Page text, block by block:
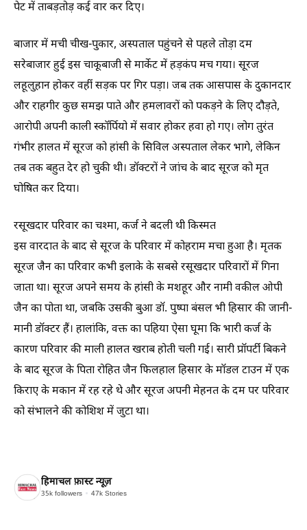
पेट में ताबड़तोड़ कई वार कर दिए।
बाजार में मची चीख-पुकार, अस्पताल पहुंचने से पहले तोड़ा दम
सरेबाजार हुई इस चाकूबाजी से मार्केट में हड़कंप मच गया। सूरज
लहूलुहान होकर वहीं सड़क पर गिर पड़ा। जब तक आसपास के दुकानदार
और राहगीर कुछ समझ पाते और हमलावरों को पकड़ने के लिए दौड़ते,
आरोपी अपनी काली स्कॉर्पियो में सवार होकर हवा हो गए। लोग तुरंत
गंभीर हालत में सूरज को हांसी के सिविल अस्पताल लेकर भागे, लेकिन
तब तक बहुत देर हो चुकी थी। डॉक्टरों ने जांच के बाद सूरज को मृत
घोषित कर दिया।
रसूखदार परिवार का चश्मा, कर्ज ने बदली थी किस्मत
इस वारदात के बाद से सूरज के परिवार में कोहराम मचा हुआ है। मृतक
सूरज जैन का परिवार कभी इलाके के सबसे रसूखदार परिवारों में गिना
जाता था। सूरज अपने समय के हांसी के मशहूर और नामी वकील ओपी
जैन का पोता था, जबकि उसकी बुआ डॉ. पुष्पा बंसल भी हिसार की जानी-
मानी डॉक्टर हैं। हालांकि, वक्त का पहिया ऐसा घूमा कि भारी कर्ज के
कारण परिवार की माली हालत खराब होती चली गई। सारी प्रॉपर्टी बिकने
के बाद सूरज के पिता रोहित जैन फिलहाल हिसार के मॉडल टाउन में एक
किराए के मकान में रह रहे थे और सूरज अपनी मेहनत के दम पर परिवार
को संभालने की कोशिश में जुटा था।
हिमाचल फ़ास्ट न्यूज़
35k followers 47k Stories